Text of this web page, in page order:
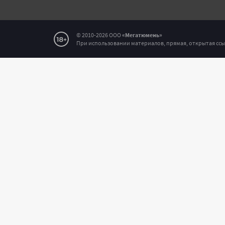
© 2010-2026 ООО«Мегатюмень»
При использовании материалов, прямая, открытая